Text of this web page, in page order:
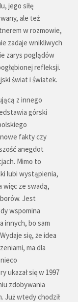
jego siłę
ale też
w rozmowie,
zadaje wnikliwych
zarys poglądów
refleksji.
świat i światek.
z innego
górski
fakty czy
anegdot
Mimo to
lubi wystąpienia,
więc ze swadą,
Jest
wspomina
innych, bo sam
się, że idea
ma dla
ukazał się w 1997
zdobywania
Już wtedy chodził